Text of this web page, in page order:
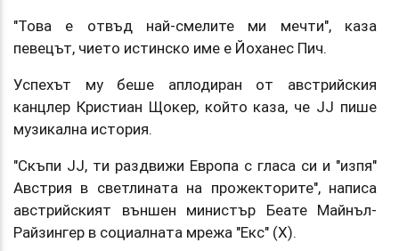
"Това е отвъд най-смелите ми мечти", каза
певецът, чието истинско име е Йоханес Пич.
Успехът му беше аплодиран от австрийския
канцлер Кристиан Щокер, който каза, че JJ пише
музикална история.
"Скъпи JJ, ти раздвижи Европа с гласа си и "изпя"
Австрия в светлината на прожекторите", написа
австрийският външен министър Беате Майнъл-
Райзингер в социалната мрежа "Екс" (X).